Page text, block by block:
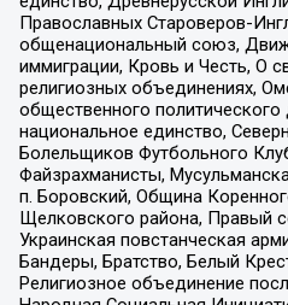
Православных Староверов-
общенациональный союз,
иммиграции, Кровь и Честь, О
религиозных объединениях,
общественного
национальное единство,
Болельщиков Футбольного
Файзрахманисты,
п. Боровский, Община
Щелковского района, Правый
Украинская повстанческая
Бандеры, Братство, Белый
Религиозное объединение